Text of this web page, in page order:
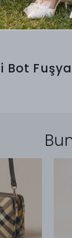
Bot Fuşya